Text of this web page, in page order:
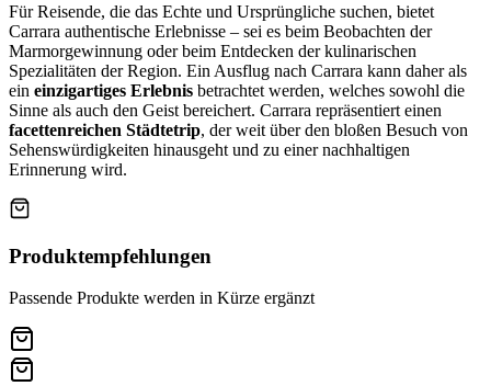
Für Reisende, die das Echte und Ursprüngliche suchen, bietet
Carrara authentische Erlebnisse – sei es beim Beobachten der
Marmorgewinnung oder beim Entdecken der kulinarischen
Spezialitäten der Region. Ein Ausflug nach Carrara kann daher als
ein einzigartiges Erlebnis betrachtet werden, welches sowohl die
Sinne als auch den Geist bereichert. Carrara repräsentiert einen
facettenreichen Städtetrip, der weit über den bloßen Besuch von
Sehenswürdigkeiten hinausgeht und zu einer nachhaltigen
Erinnerung wird.
Produktempfehlungen
Passende Produkte werden in Kürze ergänzt